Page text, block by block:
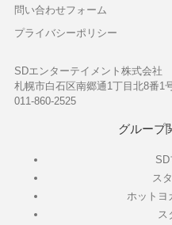
問い合わせフォーム
プライバシーポリシー
SDエンターテイメント株式会社
札幌市白石区南郷通1丁目北8番1
011-860-2525
グループ
SD
ス
ホットヨ
ス